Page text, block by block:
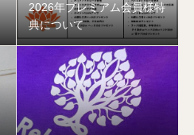
2026年プレミアム会員様特
典について